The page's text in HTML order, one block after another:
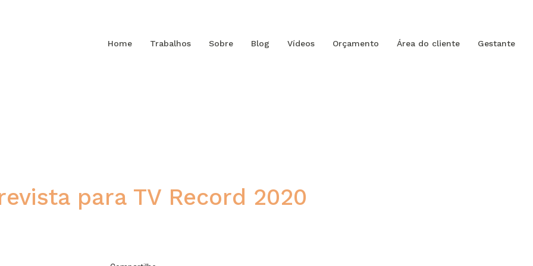
Home Trabalhos Sobre Blog Vídeos Orçamento Área do cliente Gestante
para TV Record 2020